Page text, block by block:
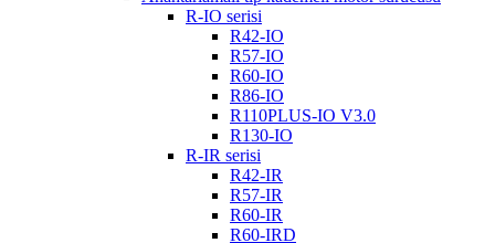
R-IO serisi
R42-IO
R57-IO
R60-IO
R86-IO
R110PLUS-IO V3.0
R130-IO
R-IR serisi
R42-IR
R57-IR
R60-IR
R60-IRD